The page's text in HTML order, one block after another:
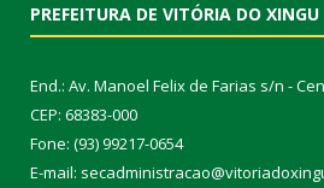
PREFEITURA DE VITÓRIA DO XINGU
End.: Av. Manoel Felix de Farias s/n -
CEP: 68383-000
Fone: (93) 99217-0654
E-mail: